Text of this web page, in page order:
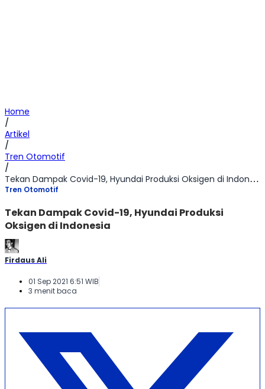
Home
/
Artikel
/
Tren Otomotif
/
Tekan Dampak Covid-19, Hyundai Produksi Oksigen di Indonesia
Tren Otomotif
Tekan Dampak Covid-19, Hyundai Produksi
Oksigen di Indonesia
Firdaus Ali
01 Sep 2021 6:51 WIB
3 menit baca